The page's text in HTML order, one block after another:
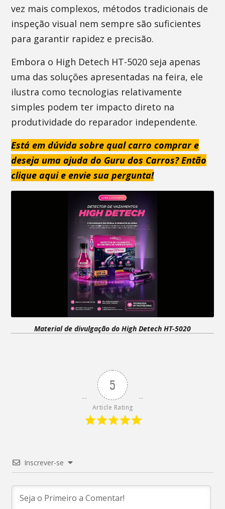
vez mais complexos, métodos tradicionais de
inspeção visual nem sempre são suficientes
para garantir rapidez e precisão.
Embora o High Detech HT-5020 seja apenas
uma das soluções apresentadas na feira, ele
ilustra como tecnologias relativamente
simples podem ter impacto direto na
produtividade do reparador independente.
Está em dúvida sobre qual carro comprar e
deseja uma ajuda do Guru dos Carros? Então
clique aqui e envie sua pergunta!
Material de divulgação do High Detech HT-5020
5
Article Rating
Inscrever-se